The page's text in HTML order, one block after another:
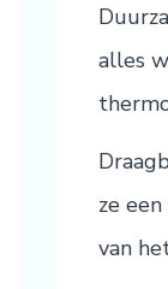
alles
ze
van